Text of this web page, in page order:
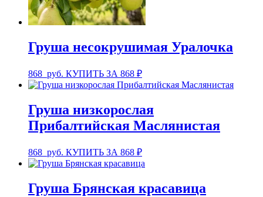
Груша несокрушимая Уралочка
868 руб. КУПИТЬ ЗА 868 ₽
Груша низкорослая
Прибалтийская Маслянистая
868 руб. КУПИТЬ ЗА 868 ₽
Груша Брянская красавица